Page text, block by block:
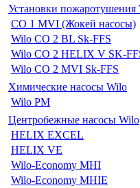
Установки пожаротушения
CO 1 MVI (Жокей насосы)
Wilo CO 2 BL Sk-FFS
Wilo CO 2 HELIX V SK-
Wilo CO 2 MVI Sk-FFS
Химические насосы Wilo
Wilo PM
Центробежные насосы Wilo
HELIX EXCEL
HELIX VE
Wilo-Economy MHI
Wilo-Economy MHIE